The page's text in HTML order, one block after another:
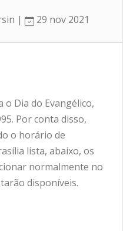
| 29 nov 2021
o Dia do Evangélico,
Por conta disso,
o horário de
lista, abaixo, os
normalmente no
disponíveis.